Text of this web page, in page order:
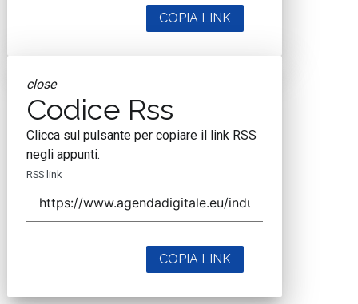
COPIA LINK
close
Codice Rss
Clicca sul pulsante per copiare il link RSS
negli appunti.
RSS link
COPIA LINK